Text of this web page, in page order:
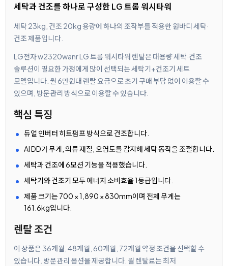
세탁과 건조를 하나로 구성한 LG 트롬 워시타워
세탁 23kg, 건조 20kg 용량에 하나의 조작부를 적용한 원바디 세탁·
건조 제품입니다.
LG전자 w2320wanr LG 트롬 워시타워 렌탈은 대용량 세탁·건조
솔루션이 필요한 가정에게 많이 선택되는 세탁기+건조기 세트
모델입니다. 월 6만원대 렌탈 요금으로 초기 구매 부담 없이 이용할 수
있으며, 방문관리 방식으로 이용할 수 있습니다.
핵심 특징
듀얼 인버터 히트펌프 방식으로 건조합니다.
AI DD가 무게, 의류 재질, 오염도를 감지해 세탁 동작을 조절합니다.
세탁과 건조에 6모션 기능을 적용했습니다.
세탁기와 건조기 모두 에너지 소비효율 1등급입니다.
제품 크기는 700 × 1,890 × 830mm이며 전체 무게는
161.6kg입니다.
렌탈 조건
이 상품은 36개월, 48개월, 60개월, 72개월 약정 조건을 선택할 수
있습니다. 방문관리 옵션을 제공합니다. 월 렌탈료는 최저